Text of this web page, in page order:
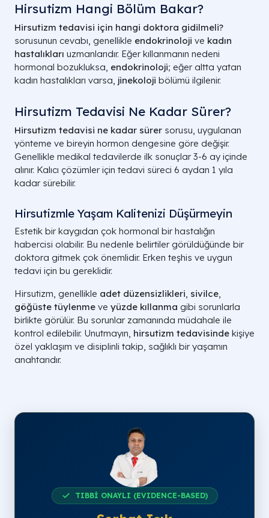
Hirsutizm Hangi Bölüm Bakar?
Hirsutizm tedavisi için hangi doktora gidilmeli?
sorusunun cevabı, genellikle endokrinoloji ve kadın
hastalıkları uzmanlarıdır. Eğer kıllanmanın nedeni
hormonal bozukluksa, endokrinoloji; eğer altta yatan
kadın hastalıkları varsa, jinekoloji bölümü ilgilenir.
Hirsutizm Tedavisi Ne Kadar Sürer?
Hirsutizm tedavisi ne kadar sürer sorusu, uygulanan
yönteme ve bireyin hormon dengesine göre değişir.
Genellikle medikal tedavilerde ilk sonuçlar 3-6 ay içinde
alınır. Kalıcı çözümler için tedavi süreci 6 aydan 1 yıla
kadar sürebilir.
Hirsutizmle Yaşam Kalitenizi Düşürmeyin
Estetik bir kaygıdan çok hormonal bir hastalığın
habercisi olabilir. Bu nedenle belirtiler görüldüğünde bir
doktora gitmek çok önemlidir. Erken teşhis ve uygun
tedavi için bu gereklidir.
Hirsutizm, genellikle adet düzensizlikleri, sivilce,
göğüste tüylenme ve yüzde kıllanma gibi sorunlarla
birlikte görülür. Bu sorunlar zamanında müdahale ile
kontrol edilebilir. Unutmayın, hirsutizm tedavisinde kişiye
özel yaklaşım ve disiplinli takip, sağlıklı bir yaşamın
anahtarıdır.
TIBBİ ONAYLI (EVIDENCE-BASED)